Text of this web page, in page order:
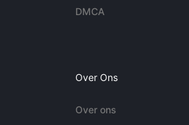
DMCA
Over Ons
Over ons